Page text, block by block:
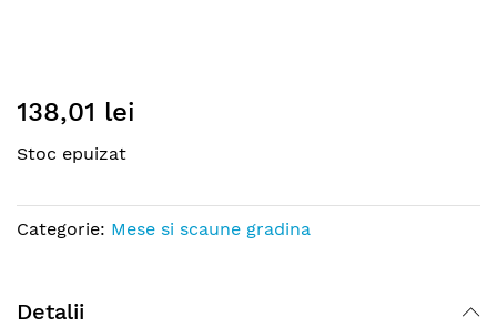
to
beginning
the
images
138,01 lei
Stoc epuizat
Categorie: Mese si scaune gradina
Detalii